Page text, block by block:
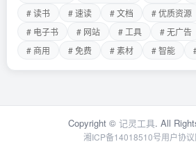
# 读书
# 速读 # 文档 # 优质资源
# 电子书
# 网站 # 工具 # 无广告
# 商用
# 免费 # 素材 # 智能
Copyright © 记灵工具. All
湘ICP备14018510号用户协议